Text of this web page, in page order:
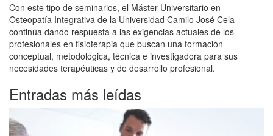
Con este tipo de seminarios, el Máster Universitario en
Osteopatía Integrativa de la Universidad Camilo José Cela
continúa dando respuesta a las exigencias actuales de los
profesionales en fisioterapia que buscan una formación
conceptual, metodológica, técnica e investigadora para sus
necesidades terapéuticas y de desarrollo profesional.
Entradas más leídas